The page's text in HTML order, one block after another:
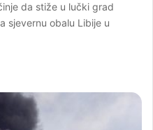
da stiže u lučki grad
sjevernu obalu Libije u